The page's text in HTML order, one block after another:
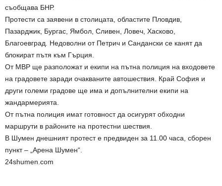
съобщава БНР.
Протести са заявени в столицата, областите Пловдив,
Пазарджик, Бургас, Ямбол, Сливен, Ловеч, Хасково,
Благоевград. Недоволни от Петрич и Сандански се канят да
блокират пътя към Гърция.
От МВР ще разположат и екипи на пътна полиция на входовете
на градовете заради очакваните автошествия. Край София и
други големи градове ще има и допълнителни екипи на
жандармерията.
От пътна полиция имат готовност да осигурят обходни
маршрути в районите на протестни шествия.
В Шумен днешният протест е предвиден за 11.00 часа, сборен
пункт – „Арена Шумен“.
24shumen.com